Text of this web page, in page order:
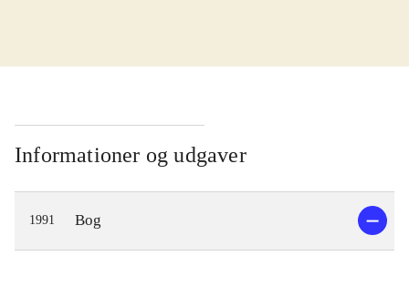
Informationer og udgaver
1991 Bog